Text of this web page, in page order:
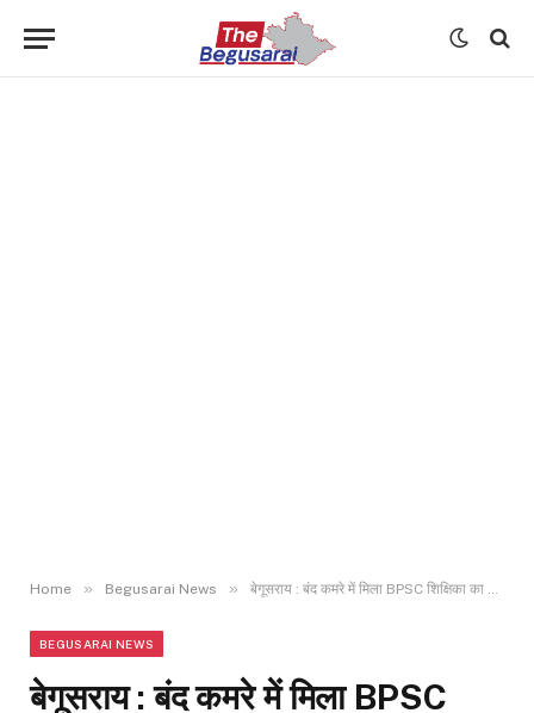
Home » Begusarai News » बेगूसराय : बंद कमरे में मिला BPSC शिक्षिका का शव, हत्या या आत्महत्या..जांच में जुटी पुलिस
BEGUSARAI NEWS
बेगूसराय : बंद कमरे में मिला BPSC